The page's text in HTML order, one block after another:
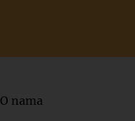
O nama